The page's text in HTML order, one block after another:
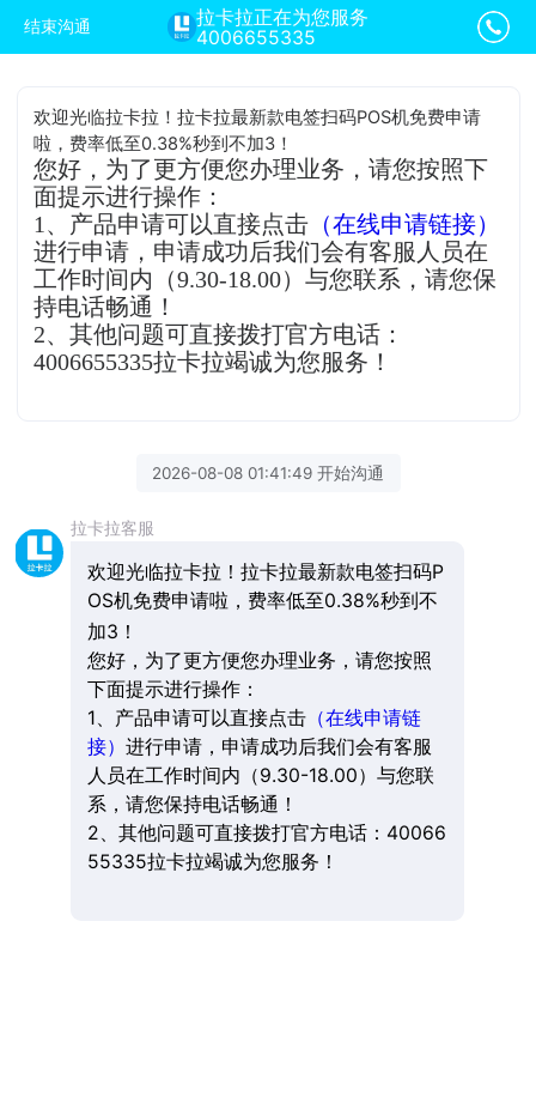
结束沟通
拉卡拉正在为您服务
4006655335
欢迎光临拉卡拉！拉卡拉最新款电签扫码POS机免费申请
啦，费率低至0.38%秒到不加3！
您好，为了更方便您办理业务，请您按照下
面提示进行操作：
1、产品申请可以直接点击 （在线申请链接）
进行申请，申请成功后我们会有客服人员在
工作时间内（9.30-18.00）与您联系，请您保
持电话畅通！
2、其他问题可直接拨打官方电话：
4006655335拉卡拉竭诚为您服务！
2026-08-08 01:41:49 开始沟通
拉卡拉客服
欢迎光临拉卡拉！拉卡拉最新款电签扫码P
OS机免费申请啦，费率低至0.38%秒到不
加3！
您好，为了更方便您办理业务，请您按照
下面提示进行操作：
1、产品申请可以直接点击（在线申请链
接） 进行申请，申请成功后我们会有客服
人员在工作时间内（9.30-18.00）与您联
系，请您保持电话畅通！
2、其他问题可直接拨打官方电话：40066
55335拉卡拉竭诚为您服务！